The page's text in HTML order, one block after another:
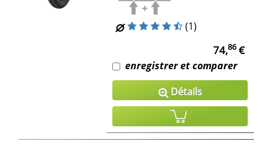
(1)
74,86€
enregistrer et comparer
Détails